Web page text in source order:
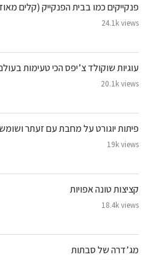
פנקייקים כמו בבית הפנקייק (קלים
24.1k views
עוגיות שוקולד צ’יפס הכי טעימות
20.1k views
פיתות יוגורט על מחבת עם זעתר
19k views
קציצות טונה אפויות
18.4k views
מג’דרה של סבתות